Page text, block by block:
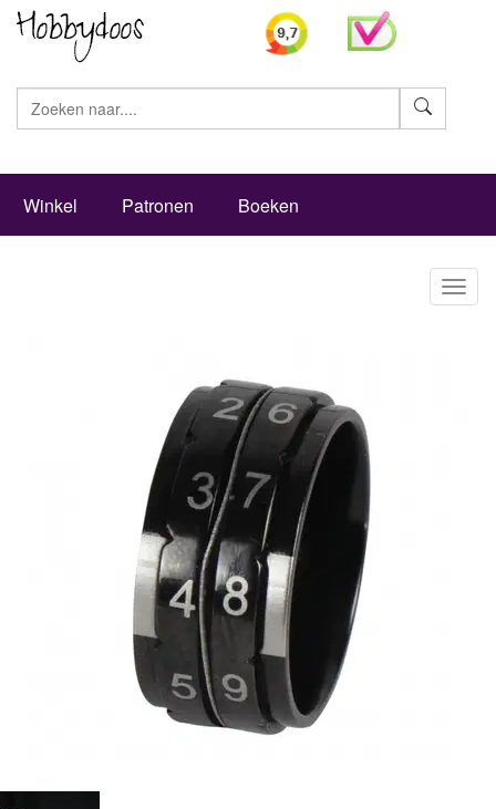
Winkel Patronen Boeken